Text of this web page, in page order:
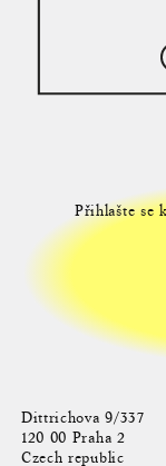
Dittrichova 9/337
120 00 Praha 2
Czech republic
Přihlašte se